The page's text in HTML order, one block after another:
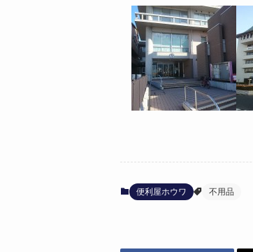
便利屋ホウワ 不用品